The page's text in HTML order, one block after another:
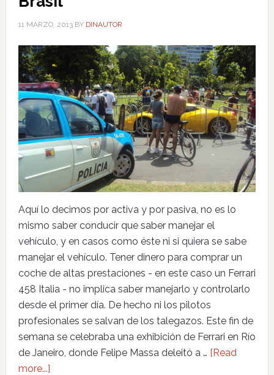
11 MARZO, 2013BY DINAUTOR
Aquí lo decimos por activa y por pasiva, no es lo
mismo saber conducir que saber manejar el
vehículo, y en casos como éste ni si quiera se sabe
manejar el vehículo. Tener dinero para comprar un
coche de altas prestaciones - en este caso un Ferrari
458 Italia - no implica saber manejarlo y controlarlo
desde el primer día. De hecho ni los pilotos
profesionales se salvan de los talegazos. Este fin de
semana se celebraba una exhibición de Ferrari en Río
de Janeiro, donde Felipe Massa deleitó a … [Read
more...]